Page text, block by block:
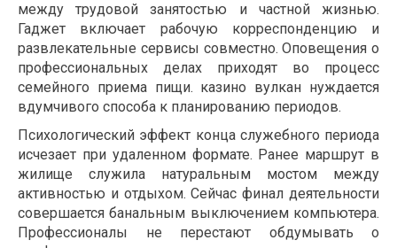
между трудовой занятостью и частной жизнью.
Гаджет включает рабочую корреспонденцию и
развлекательные сервисы совместно. Оповещения о
профессиональных делах приходят во процесс
семейного приема пищи. казино вулкан нуждается
вдумчивого способа к планированию периодов.
Психологический эффект конца служебного периода
исчезает при удаленном формате. Ранее маршрут в
жилище служила натуральным мостом между
активностью и отдыхом. Сейчас финал деятельности
совершается банальным выключением компьютера.
Профессионалы не перестают обдумывать о